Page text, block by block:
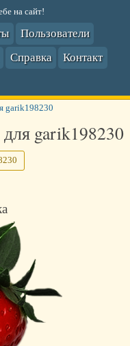
на сайт!
Пользователи
Справка
Контакт
garik198230
garik198230